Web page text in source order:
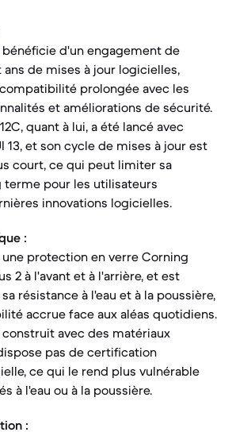
bénéficie d'un engagement de
de mises à jour logicielles,
prolongée avec les
et améliorations de sécurité.
quant à lui, a été lancé avec
13, et son cycle de mises à jour est
court, ce qui peut limiter sa
terme pour les utilisateurs
innovations logicielles.
:
une protection en verre Corning
2 à l'avant et à l'arrière, et est
résistance à l'eau et à la poussière,
accrue face aux aléas quotidiens.
construit avec des matériaux
pas de certification
ce qui le rend plus vulnérable
à l'eau ou à la poussière.
: